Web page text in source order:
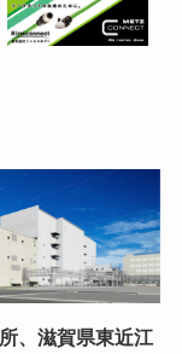
、滋賀県東近江